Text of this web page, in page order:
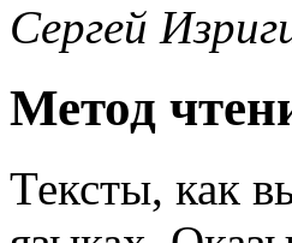
Сергей
Метод
Тексты, как